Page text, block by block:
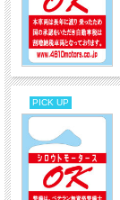
PICK UP